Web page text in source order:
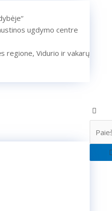
ugdymo centre
regione, Vidurio ir vakarų